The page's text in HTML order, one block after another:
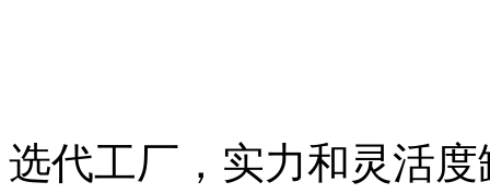
选代工厂，实力和灵活